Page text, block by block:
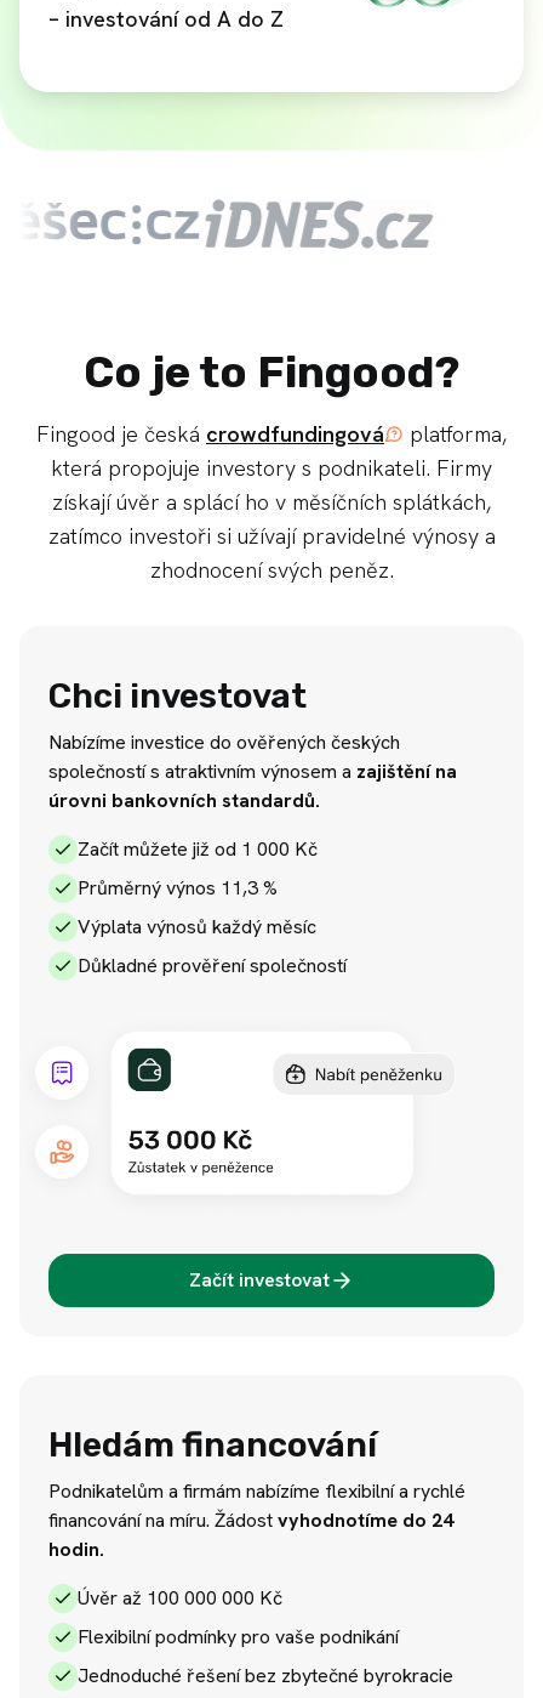
– investování od A do Z
Co je to Fingood?
Fingood je česká crowdfundingová
platforma,
která propojuje investory s podnikateli. Firmy
získají úvěr a splácí ho v měsíčních splátkách,
zatímco investoři si užívají pravidelné výnosy a
zhodnocení svých peněz.
Chci investovat
Nabízíme investice do ověřených českých
společností s atraktivním výnosem a zajištění na
úrovni bankovních standardů.
Začít můžete již od 1 000 Kč
Průměrný výnos 11,3 %
Výplata výnosů každý měsíc
Důkladné prověření společností
Začít investovat
Hledám financování
Podnikatelům a firmám nabízíme flexibilní a rychlé
financování na míru. Žádostvyhodnotíme do 24
hodin.
Úvěr až 100 000 000 Kč
Flexibilní podmínky pro vaše podnikání
Jednoduché řešení bez zbytečné byrokracie